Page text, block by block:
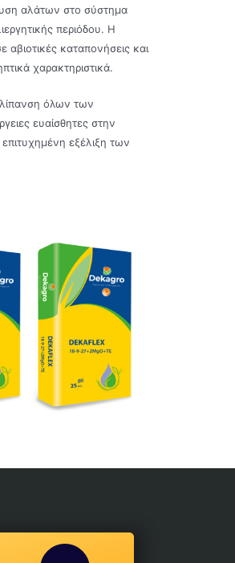
αλάτων στο σύστημα
περιόδου. Η
καταπονήσεις και
χαρακτηριστικά.
όλων των
ευαίσθητες στην
εξέλιξη των